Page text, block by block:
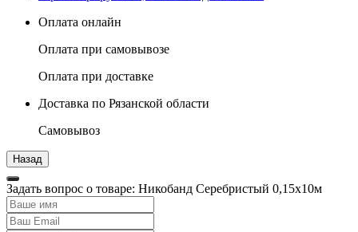
Оплата онлайн
Оплата при самовывозе
Оплата при доставке
Доставка по Рязанской области
Самовывоз
Задать вопрос о товаре: Никобанд Серебристый 0,15х10м